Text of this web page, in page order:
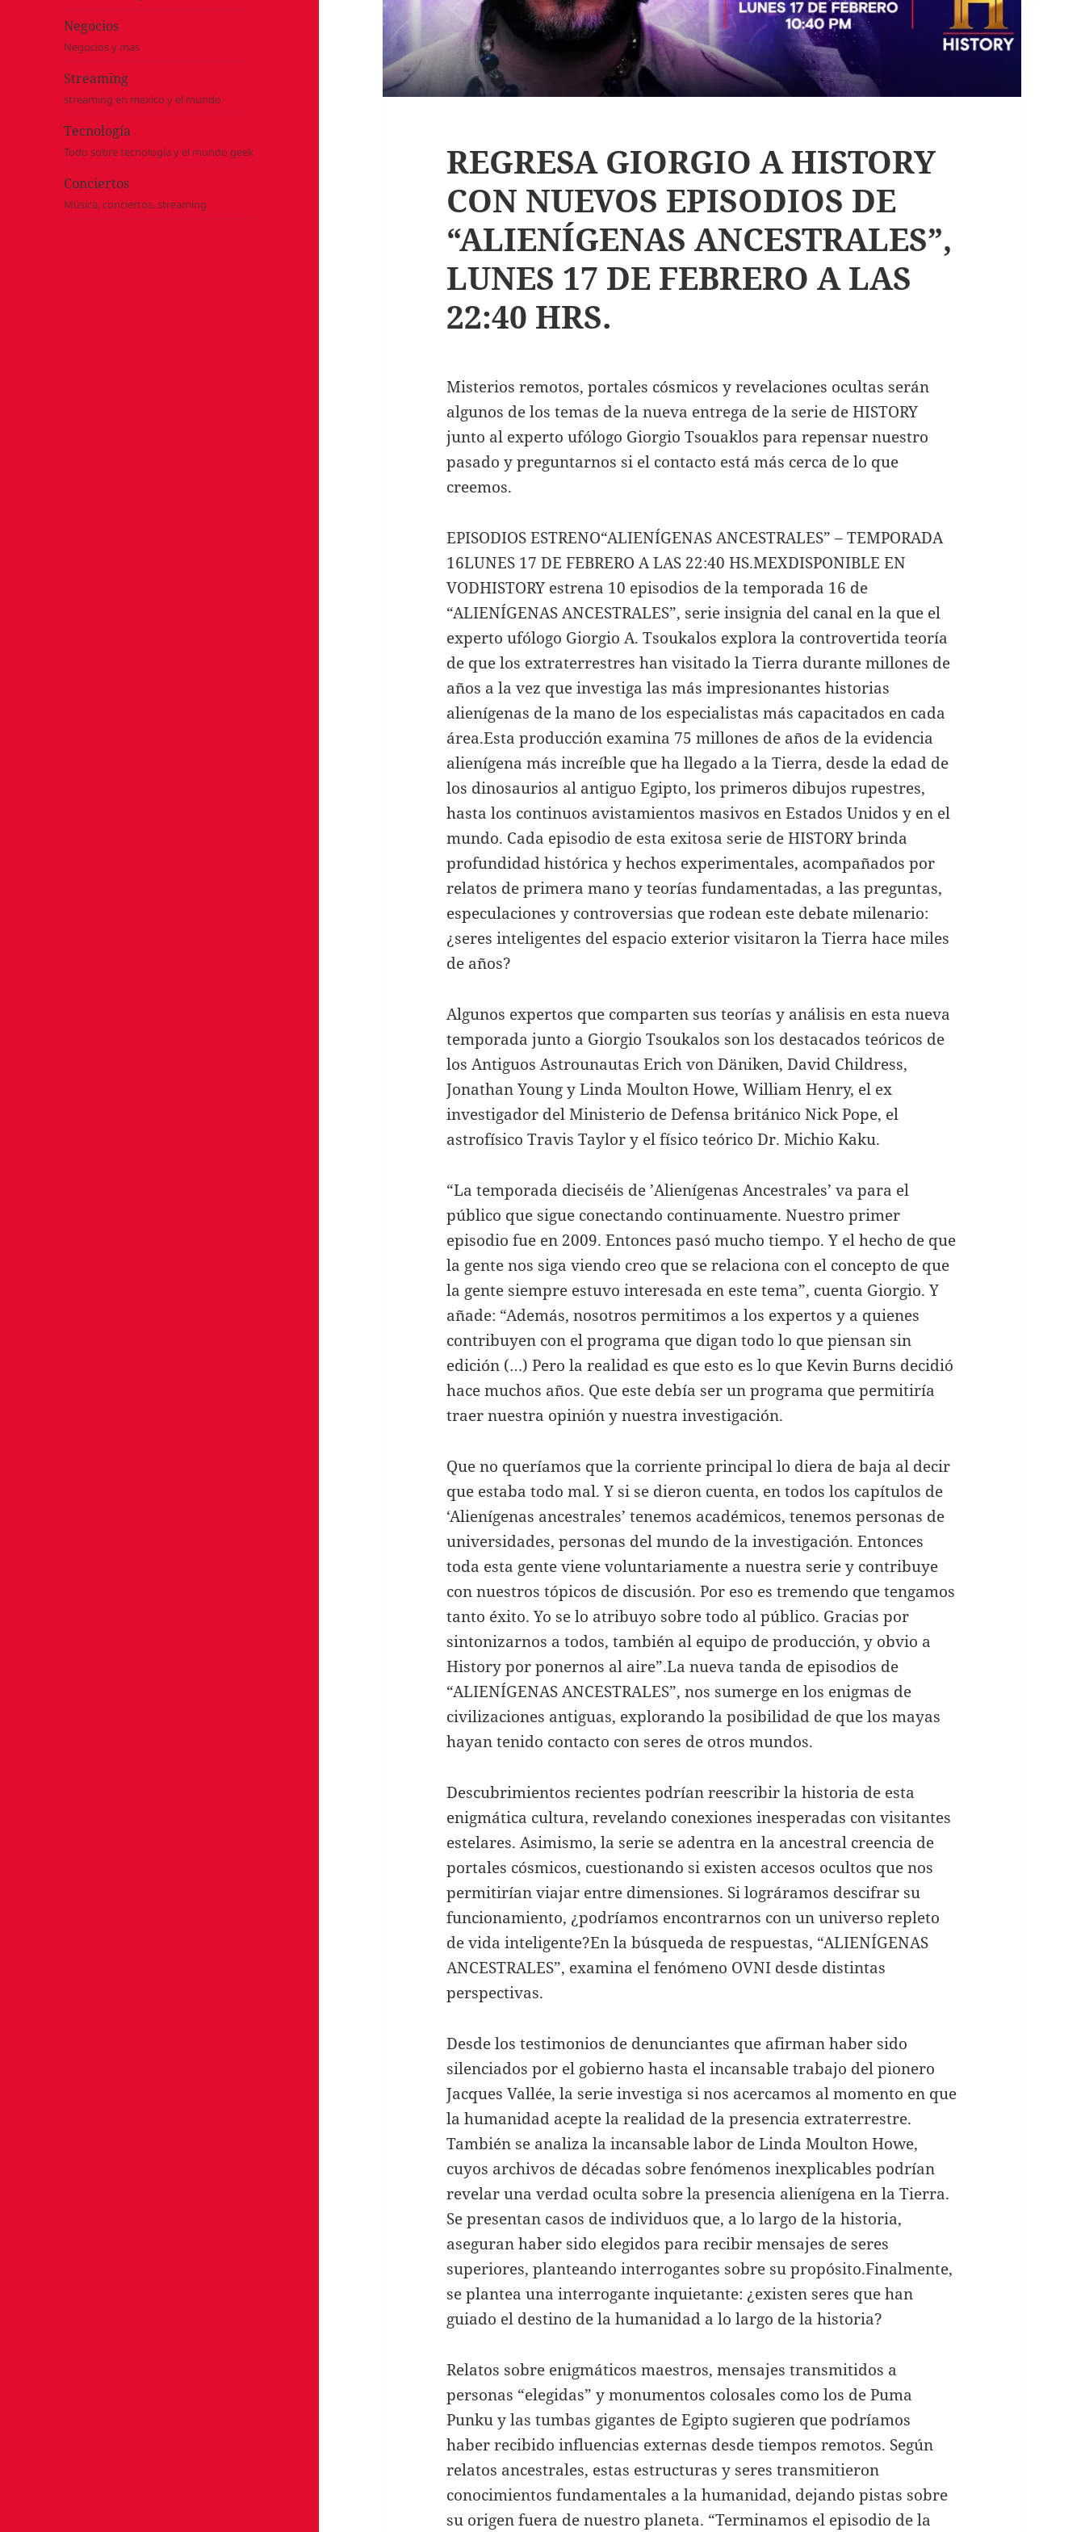
Negocios
Negocios y mas
Streaming
streaming en mexico y el mundo
Tecnología
Todo sobre tecnología y el mundo geek
Conciertos
Música, conciertos, streaming
REGRESA GIORGIO A HISTORY
CON NUEVOS EPISODIOS DE
“ALIENÍGENAS ANCESTRALES”,
LUNES 17 DE FEBRERO A LAS
22:40 HRS.
Misterios remotos, portales cósmicos y revelaciones ocultas serán
algunos de los temas de la nueva entrega de la serie de HISTORY
junto al experto ufólogo Giorgio Tsouaklos para repensar nuestro
pasado y preguntarnos si el contacto está más cerca de lo que
creemos.
EPISODIOS ESTRENO“ALIENÍGENAS ANCESTRALES” – TEMPORADA
16LUNES 17 DE FEBRERO A LAS 22:40 HS.MEXDISPONIBLE EN
VODHISTORY estrena 10 episodios de la temporada 16 de
“ALIENÍGENAS ANCESTRALES”, serie insignia del canal en la que el
experto ufólogo Giorgio A. Tsoukalos explora la controvertida teoría
de que los extraterrestres han visitado la Tierra durante millones de
años a la vez que investiga las más impresionantes historias
alienígenas de la mano de los especialistas más capacitados en cada
área.Esta producción examina 75 millones de años de la evidencia
alienígena más increíble que ha llegado a la Tierra, desde la edad de
los dinosaurios al antiguo Egipto, los primeros dibujos rupestres,
hasta los continuos avistamientos masivos en Estados Unidos y en el
mundo. Cada episodio de esta exitosa serie de HISTORY brinda
profundidad histórica y hechos experimentales, acompañados por
relatos de primera mano y teorías fundamentadas, a las preguntas,
especulaciones y controversias que rodean este debate milenario:
¿seres inteligentes del espacio exterior visitaron la Tierra hace miles
de años?
Algunos expertos que comparten sus teorías y análisis en esta nueva
temporada junto a Giorgio Tsoukalos son los destacados teóricos de
los Antiguos Astrounautas Erich von Däniken, David Childress,
Jonathan Young y Linda Moulton Howe, William Henry, el ex
investigador del Ministerio de Defensa británico Nick Pope, el
astrofísico Travis Taylor y el físico teórico Dr. Michio Kaku.
“La temporada dieciséis de ’Alienígenas Ancestrales’ va para el
público que sigue conectando continuamente. Nuestro primer
episodio fue en 2009. Entonces pasó mucho tiempo. Y el hecho de que
la gente nos siga viendo creo que se relaciona con el concepto de que
la gente siempre estuvo interesada en este tema”, cuenta Giorgio. Y
añade: “Además, nosotros permitimos a los expertos y a quienes
contribuyen con el programa que digan todo lo que piensan sin
edición (…) Pero la realidad es que esto es lo que Kevin Burns decidió
hace muchos años. Que este debía ser un programa que permitiría
traer nuestra opinión y nuestra investigación.
Que no queríamos que la corriente principal lo diera de baja al decir
que estaba todo mal. Y si se dieron cuenta, en todos los capítulos de
‘Alienígenas ancestrales’ tenemos académicos, tenemos personas de
universidades, personas del mundo de la investigación. Entonces
toda esta gente viene voluntariamente a nuestra serie y contribuye
con nuestros tópicos de discusión. Por eso es tremendo que tengamos
tanto éxito. Yo se lo atribuyo sobre todo al público. Gracias por
sintonizarnos a todos, también al equipo de producción, y obvio a
History por ponernos al aire”.La nueva tanda de episodios de
“ALIENÍGENAS ANCESTRALES”, nos sumerge en los enigmas de
civilizaciones antiguas, explorando la posibilidad de que los mayas
hayan tenido contacto con seres de otros mundos.
Descubrimientos recientes podrían reescribir la historia de esta
enigmática cultura, revelando conexiones inesperadas con visitantes
estelares. Asimismo, la serie se adentra en la ancestral creencia de
portales cósmicos, cuestionando si existen accesos ocultos que nos
permitirían viajar entre dimensiones. Si lográramos descifrar su
funcionamiento, ¿podríamos encontrarnos con un universo repleto
de vida inteligente?En la búsqueda de respuestas, “ALIENÍGENAS
ANCESTRALES”, examina el fenómeno OVNI desde distintas
perspectivas.
Desde los testimonios de denunciantes que afirman haber sido
silenciados por el gobierno hasta el incansable trabajo del pionero
Jacques Vallée, la serie investiga si nos acercamos al momento en que
la humanidad acepte la realidad de la presencia extraterrestre.
También se analiza la incansable labor de Linda Moulton Howe,
cuyos archivos de décadas sobre fenómenos inexplicables podrían
revelar una verdad oculta sobre la presencia alienígena en la Tierra.
Se presentan casos de individuos que, a lo largo de la historia,
aseguran haber sido elegidos para recibir mensajes de seres
superiores, planteando interrogantes sobre su propósito.Finalmente,
se plantea una interrogante inquietante: ¿existen seres que han
guiado el destino de la humanidad a lo largo de la historia?
Relatos sobre enigmáticos maestros, mensajes transmitidos a
personas “elegidas” y monumentos colosales como los de Puma
Punku y las tumbas gigantes de Egipto sugieren que podríamos
haber recibido influencias externas desde tiempos remotos. Según
relatos ancestrales, estas estructuras y seres transmitieron
conocimientos fundamentales a la humanidad, dejando pistas sobre
su origen fuera de nuestro planeta. “Terminamos el episodio de la